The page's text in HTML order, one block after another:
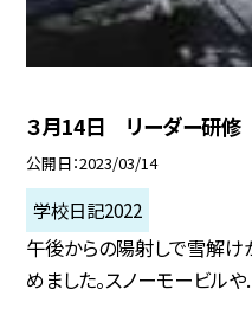
３月14日 リーダー研修
公開日 2023/03/14
学校日記2022
午後からの陽射しで雪解け
めました。スノーモービルや